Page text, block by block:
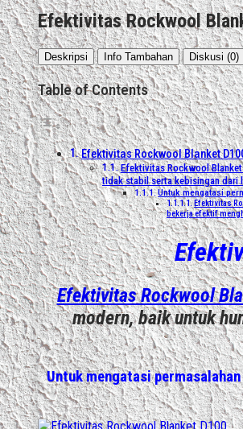
Efektivitas Rockwool
Deskripsi Info Tambahan Diskusi (0)
Table of Contents
Efektivitas Rockwool Blanket
Efektivitas Rockwool Blanket
tidak stabil serta kebisingan dari
Untuk mengatasi
Efektivitas
bekerja efektif
Efektivitas Rockwool
modern, baik untuk
Untuk mengatasi